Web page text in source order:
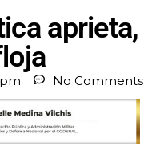
aprieta,
No Comments